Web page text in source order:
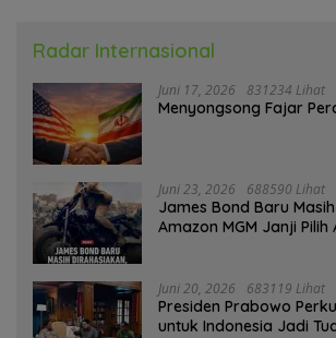
Radar Internasional
Juni 17, 2026 831234 Lihat
Menyongsong Fajar
Juni 23, 2026 688590 Lihat
James Bond Baru
Amazon MGM Janji
Juni 20, 2026 683119 Lihat
Presiden Prabowo
untuk Indonesia Jadi